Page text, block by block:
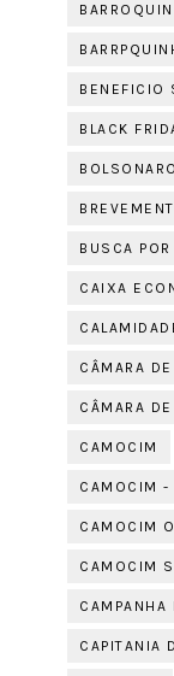
BENEFICIO
BLACK
BOLSONARO
BUSCA POR
CAIXA
CÂMARA
CÂMARA
CAMOCIM
CAMOCIM -
CAMOCIM
CAMOCIM
CAMPANHA
CAPITANIA